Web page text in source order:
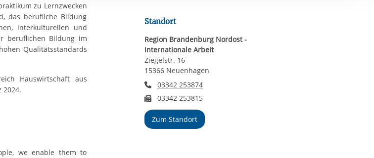
Cookies, die erforderlich zur Bereitstellung
Website-Funktionen sind. Diese Cookies setzen wir
von einer Einwilligung.
zu Lernzwecken
das berufliche Bildung
interkulturellen und
beruflichen Bildung im
Qualitätsstandards
Hauswirtschaft aus
2024.
we enable them to
Standort
Region Brandenburg Nordost -
Internationale Arbeit
Ziegelstr. 16
15366 Neuenhagen
Telefonnummer
03342 253874
Faxnummer
03342 253815
Zum Standort